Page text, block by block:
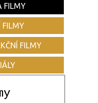
FILMY
FILMY
FILMY